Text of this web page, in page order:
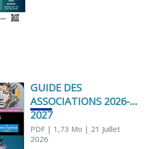
GUIDE DES
ASSOCIATIONS 2026-
2027
PDF| 1,73 Mo | 21 Juillet
2026